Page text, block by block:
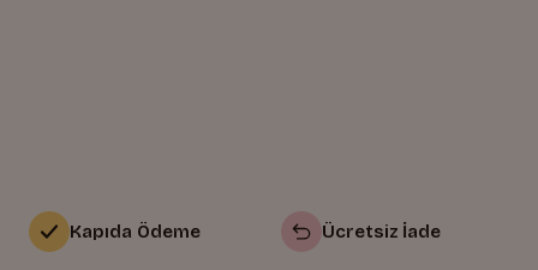
Kapıda Ödeme Ücretsiz İade